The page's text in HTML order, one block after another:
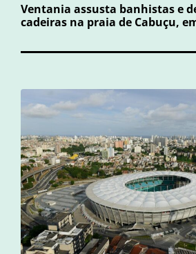
Ventania assusta banhistas e
cadeiras na praia de Cabuçu,